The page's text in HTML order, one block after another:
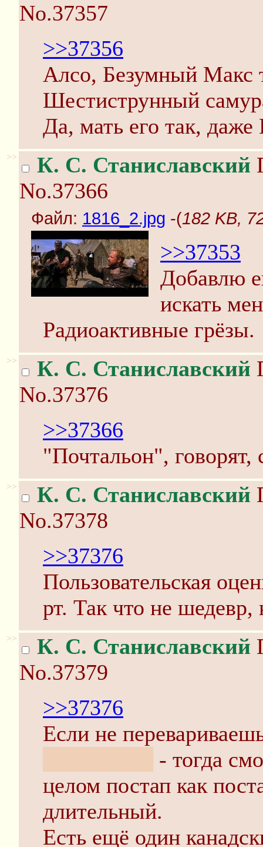
No.37357
>>37356
Алсо, Безумный Макс
Шестиструнный
Да, мать его так, даже
>> К. С. Станиславский
No.37366
Файл: 1816_2.jpg -(182 KB,
>>37353
Добавлю
искать
Радиоактивные грёзы.
>> К. С. Станиславский
No.37376
>>37366
"Почтальон", говорят,
>> К. С. Станиславский
No.37378
>>37376
Пользовательская
рт. Так что не
>> К. С. Станиславский
No.37379
>>37376
Если не
- тогда
целом постап как
длительный.
Есть ещё один